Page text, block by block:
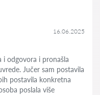
16.06.2025
i odgovora i pronašla
Jučer sam postavila
postavila konkretna
poslala više